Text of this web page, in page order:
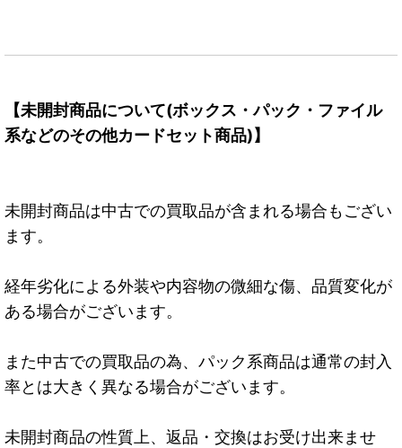
【未開封商品について(ボックス・パック・ファイル
系などのその他カードセット商品)】
未開封商品は中古での買取品が含まれる場合もござい
ます。
経年劣化による外装や内容物の微細な傷、品質変化が
ある場合がございます。
また中古での買取品の為、パック系商品は通常の封入
率とは大きく異なる場合がございます。
未開封商品の性質上、返品・交換はお受け出来ませ